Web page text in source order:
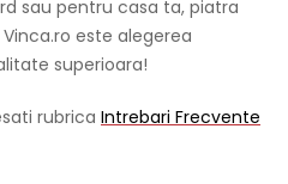
sau pentru casa ta, piatra
este alegerea
superioara!
rubrica Intrebari Frecvente